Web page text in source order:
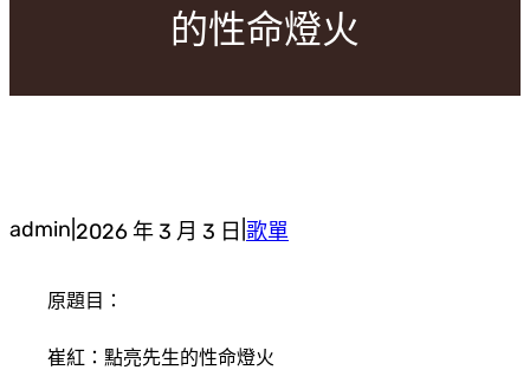
的性命燈火
admin 2026 年 3 月 3 日 歌單
原題目：
崔紅：點亮先生的性命燈火